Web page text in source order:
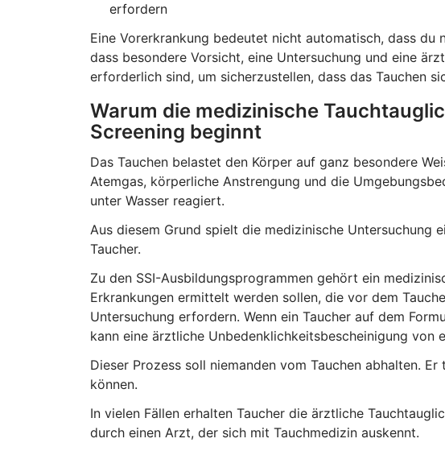
erfordern
Eine Vorerkrankung bedeutet nicht automatisch, dass
dass besondere Vorsicht, eine Untersuchung und eine
erforderlich sind, um sicherzustellen, dass das Tauchen
Warum die medizinische
Screening beginnt
Das Tauchen belastet den Körper auf ganz besondere
Atemgas, körperliche Anstrengung und die
unter Wasser reagiert.
Aus diesem Grund spielt die medizinische Untersuchung
Taucher.
Zu den SSI-Ausbildungsprogrammen gehört ein
Erkrankungen ermittelt werden sollen, die vor dem
Untersuchung erfordern. Wenn ein Taucher auf dem
kann eine ärztliche Unbedenklichkeitsbescheinigung
Dieser Prozess soll niemanden vom Tauchen abhalten.
können.
In vielen Fällen erhalten Taucher die ärztliche
durch einen Arzt, der sich mit Tauchmedizin auskennt.